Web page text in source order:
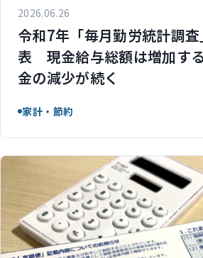
2026.06.26
令和7年「毎月勤労統計調
表 現金給与総額は増加す
金の減少が続く
家計・節約